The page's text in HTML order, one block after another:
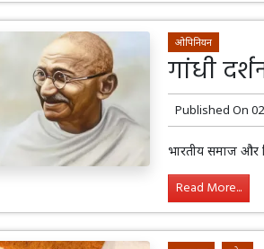
ओपिनियन
गांधी
Published On
भारतीय समाज और
Read More...